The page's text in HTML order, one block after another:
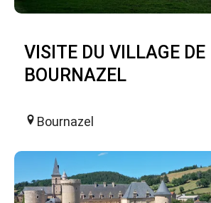
VISITE DU VILLAGE DE
BOURNAZEL
Bournazel